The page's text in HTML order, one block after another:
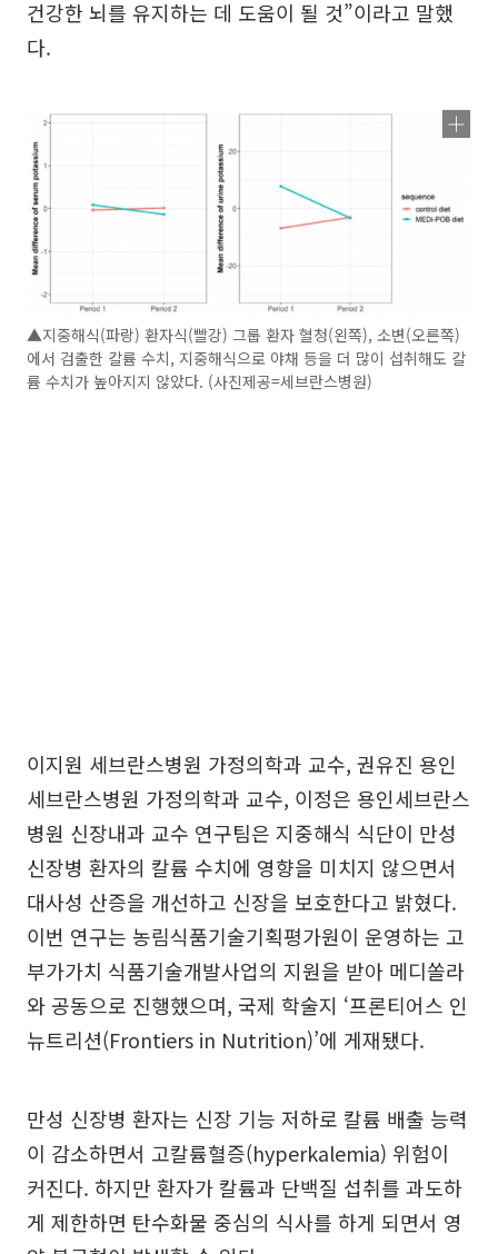
건강한 뇌를 유지하는 데 도움이 될 것”이라고 말했
다.
▲지중해식(파랑) 환자식(빨강) 그룹 환자 혈청(왼쪽), 소변(오른쪽)
에서 검출한 칼륨 수치, 지중해식으로 야채 등을 더 많이 섭취해도 칼
륨 수치가 높아지지 않았다. (사진제공=세브란스병원)
이지원 세브란스병원 가정의학과 교수, 권유진 용인
세브란스병원 가정의학과 교수, 이정은 용인세브란스
병원 신장내과 교수 연구팀은 지중해식 식단이 만성
신장병 환자의 칼륨 수치에 영향을 미치지 않으면서
대사성 산증을 개선하고 신장을 보호한다고 밝혔다.
이번 연구는 농림식품기술기획평가원이 운영하는 고
부가가치 식품기술개발사업의 지원을 받아 메디쏠라
와 공동으로 진행했으며, 국제 학술지 ‘프론티어스 인
뉴트리션(Frontiers in Nutrition)’에 게재됐다.
만성 신장병 환자는 신장 기능 저하로 칼륨 배출 능력
이 감소하면서 고칼륨혈증(hyperkalemia) 위험이
커진다. 하지만 환자가 칼륨과 단백질 섭취를 과도하
게 제한하면 탄수화물 중심의 식사를 하게 되면서 영